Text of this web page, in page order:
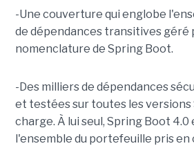
-Une couverture qui englobe
de dépendances transitives géré
nomenclature de Spring Boot.
-Des milliers de dépendances
et testées sur toutes les versions
charge. À lui seul, Spring Boot 4.0
l'ensemble du portefeuille pris en